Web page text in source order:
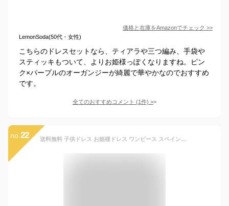
価格と在庫をAmazonでチェック >>
LemonSoda(50代・女性)
こちらのドレスセットなら、ティアラや三つ編み、手袋や
スティッキもついて、よりお姫様っぽくなりますね。ピン
ク×パープルのオーガンジーが綺麗で華やかなのでおすすめ
です。
全てのおすすめコメント (1件) >
no. 22 送料無料 子供ドレス お姫様ドレス ワンピース スペイン風 子供服 でかいリボン ピンク グリーン パープル ロリータワンピース 4colour 女の子 キッズワンピース princess dress 80/90/100/110/120cm 入学式 発表会 結婚式 女の子用 冠婚葬祭 楽天海外通販